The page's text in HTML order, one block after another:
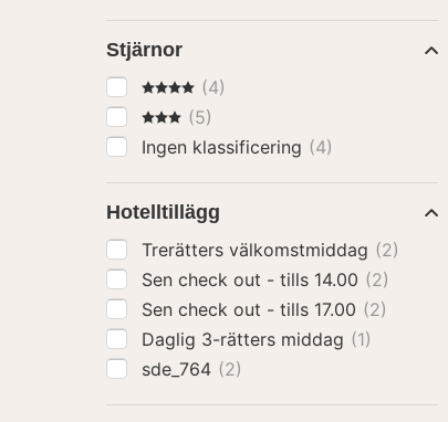
Stjärnor
4 Stjärnor
(4)
3 Stjärnor
(5)
Ingen klassificering (4)
Hotelltillägg
Trerätters välkomstmiddag (2)
Sen check out - tills 14.00 (2)
Sen check out - tills 17.00 (2)
Daglig 3-rätters middag (1)
sde_764 (2)